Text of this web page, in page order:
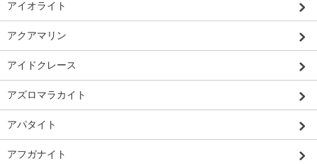
アイオライト
アクアマリン
アイドクレース
アズロマラカイト
アパタイト
アフガナイト